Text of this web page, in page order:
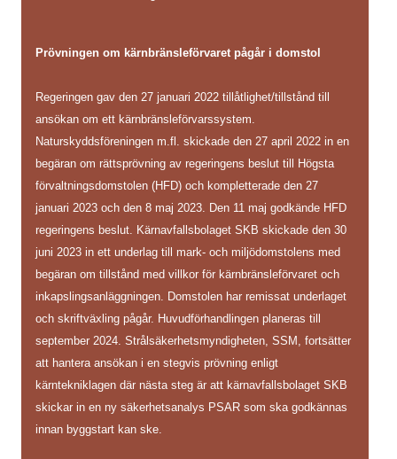
Prövningen om kärnbränsleförvaret pågår i domstol
Regeringen gav den 27 januari 2022 tillåtlighet/tillstånd till
ansökan om ett kärnbränsleförvarssystem.
Naturskyddsföreningen m.fl. skickade den 27 april 2022 in en
begäran om rättsprövning av regeringens beslut till Högsta
förvaltningsdomstolen (HFD) och kompletterade den 27
januari 2023 och den 8 maj 2023. Den 11 maj godkände HFD
regeringens beslut. Kärnavfallsbolaget SKB skickade den 30
juni 2023 in ett underlag till mark- och miljödomstolens med
begäran om tillstånd med villkor för kärnbränsleförvaret och
inkapslingsanläggningen. Domstolen har remissat underlaget
och skriftväxling pågår. Huvudförhandlingen planeras till
september 2024. Strålsäkerhetsmyndigheten, SSM, fortsätter
att hantera ansökan i en stegvis prövning enligt
kärntekniklagen där nästa steg är att kärnavfallsbolaget SKB
skickar in en ny säkerhetsanalys PSAR som ska godkännas
innan byggstart kan ske.